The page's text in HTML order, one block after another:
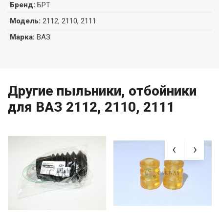
Бренд: БРТ
Модель: 2112, 2110, 2111
Марка: ВАЗ
Другие пыльники, отбойники
для ВАЗ 2112, 2110, 2111